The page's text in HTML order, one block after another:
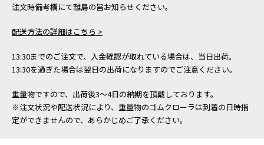
注文時備考欄にて離島の旨お知らせください。
配送方法の詳細はこちら >
13:30までのご注文で、入金確認が取れている場合は、当日出荷。
13:30を過ぎた場合は翌日の出荷になりますのでご注意ください。
重量物ですので、出荷後3～4日の納期を頂戴しております。
※注文状況や配送状況により、重量物のゴムクローラは到着の日時指
定ができませんので、あらかじめご了承ください。